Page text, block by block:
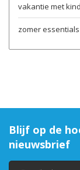
vakantie met
zomer essentials
Blijf op de
nieuwsbrief